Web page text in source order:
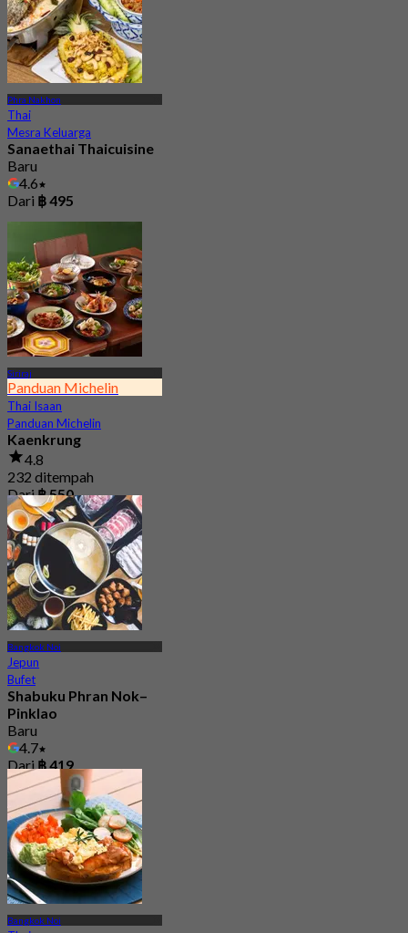
Phra Nakhon
Thai
Mesra Keluarga
Sanaethai Thaicuisine
Baru
4.6
Dari ฿ 495
Siriraj
Panduan Michelin
Thai Isaan
Panduan Michelin
Kaenkrung
4.8
232 ditempah
Dari฿ 550
Bangkok Noi
Jepun
Bufet
Shabuku Phran Nok–
Pinklao
Baru
4.7
Dari฿ 419
Bangkok Noi